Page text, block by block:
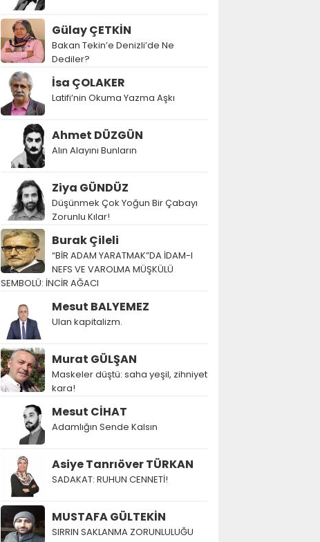
Gülay ÇETKİN
Bakan Tekin’e Denizli’de Ne
Dediler?
İsa ÇOLAKER
Latifi’nin Okuma Yazma Aşkı
Ahmet DÜZGÜN
Alın Alayını Bunların
Ziya GÜNDÜZ
Düşünmek Çok Yoğun Bir Çabayı
Zorunlu Kılar!
Burak Çileli
“BİR ADAM YARATMAK”DA İDAM-I
NEFS VE VAROLMA MÜŞKÜLÜ
SEMBOLÜ: İNCİR AĞACI
Mesut BALYEMEZ
Ulan kapitalizm.
Murat GÜLŞAN
Maskeler düştü: saha yeşil, zihniyet
kara!
Mesut CİHAT
Adamlığın Sende Kalsın
Asiye Tanrıöver TÜRKAN
SADAKAT: RUHUN CENNETİ!
MUSTAFA GÜLTEKİN
SIRRIN SAKLANMA ZORUNLULUĞU